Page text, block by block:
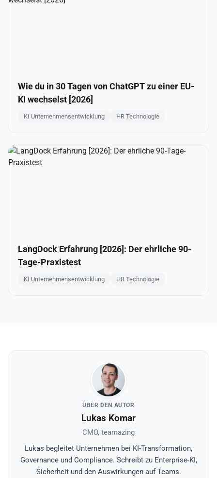
Wie du in 30 Tagen von ChatGPT zu einer EU-
KI wechselst [2026]
KI Unternehmensentwicklung HR Technologie
LangDock Erfahrung [2026]: Der ehrliche 90-
Tage-Praxistest
KI Unternehmensentwicklung HR Technologie
ÜBER DEN AUTOR
Lukas Komar
CMO, teamazing
Lukas begleitet Unternehmen bei KI-Transformation,
Governance und Compliance. Schreibt zu Enterprise-KI,
Sicherheit und den Auswirkungen auf Teams.